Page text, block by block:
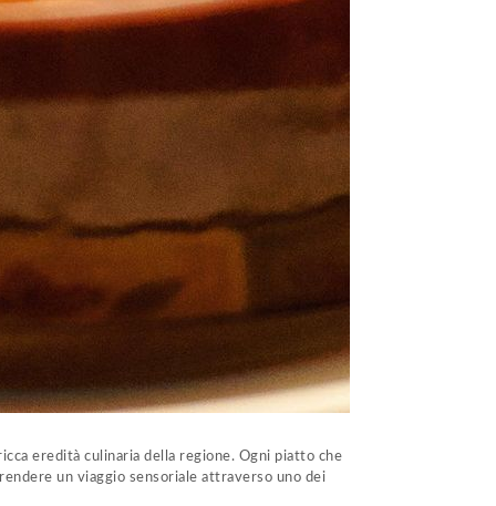
eredità culinaria della regione. Ogni piatto che
un viaggio sensoriale attraverso uno dei